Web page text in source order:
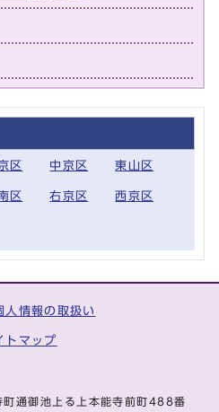
区 中京区 東山区
区 右京区 西京区
人情報の取扱い
トマップ
通御池上る上本能寺前町488番